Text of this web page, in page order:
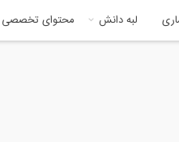
لبه دانش محتوای تخصصی